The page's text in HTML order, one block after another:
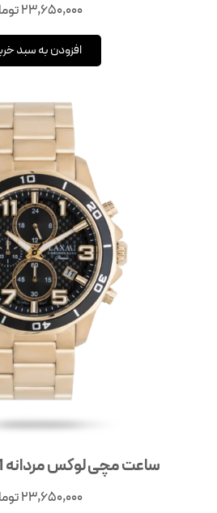
23,650,000تومان
افزودن به سبد خرید
ساعت مچی لوکس مردانه Laxmi 8184-1
23,650,000تومان